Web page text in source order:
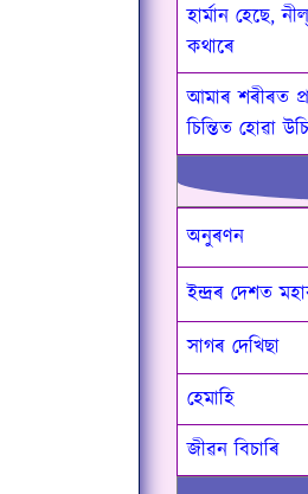
হাৰ্মান হেছে,
কথাৰে
আমাৰ শৰীৰত
চিন্তিত হোৱা
অনুৰণন
ইন্দ্ৰৰ দেশত
সাগৰ দেখিছা
হেমাহি
জীৱন বিচাৰি